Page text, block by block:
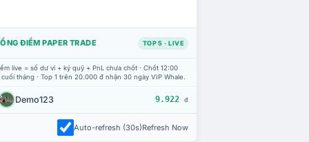
ĐIỂM PAPER TRADE TOP 5 · LIVE
live = số dư ví + ký quỹ + PnL chưa chốt · Chốt 12:00
tháng · Top 1 trên 20.000 đ nhận 30 ngày VIP Whale.
Demo123 9.922 đ
Auto-refresh (30s)Refresh Now